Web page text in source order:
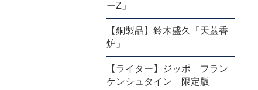
ーZ」
【銅製品】鈴木盛久「天蓋香
炉」
【ライター】ジッポ フラン
ケンシュタイン 限定版